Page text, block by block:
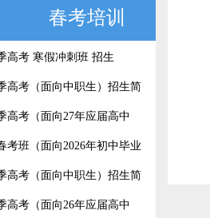
春考培训
高考 寒假冲刺班 招生
高考（面向中职生）招生简
高考（面向27年应届高中
考班（面向2026年初中毕业
高考（面向中职生）招生简
高考（面向26年应届高中